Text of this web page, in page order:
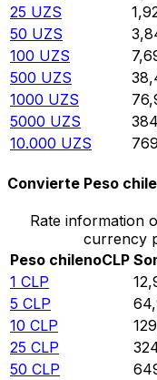
25 UZS
50 UZS
100 UZS
500 UZS
1000 UZS
5000 UZS
10.000 UZS
Convierte Peso
Rate information
currency
Peso chilenoCLP
1 CLP
5 CLP
10 CLP
25 CLP
50 CLP